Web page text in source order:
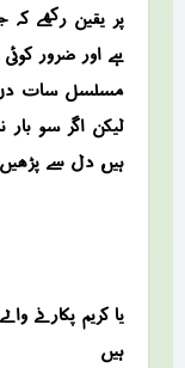
پر یقین رکھے کہ
ہے اور ضرور کوئی
مسلسل سات دن
لیکن اگر سو بار
ہیں، دل سے
یا کریم پکارنے
ہیں